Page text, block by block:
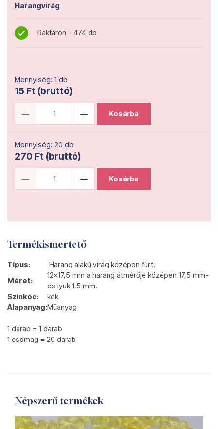
Harangvirág
Raktáron - 474 db
Mennyiség: 1 db
15 Ft (bruttó)
Kosárba
Mennyiség: 20 db
270 Ft (bruttó)
Kosárba
Termékismertető
Típus:
Harang alakú virág középen fúrt.
Méret:
12x17,5 mm a harang átmérője középen 17,5 mm-
es lyuk 1,5 mm.
Színkód:
kék
Alapanyag:Műanyag
1 darab = 1 darab
1 csomag = 20 darab
Népszerű termékek